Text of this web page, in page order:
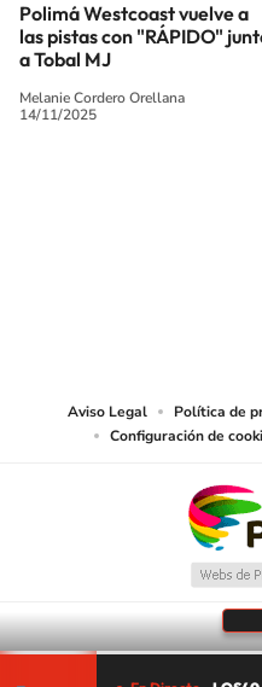
Polimá Westcoast vuelve a
las pistas con "RÁPIDO"
a Tobal MJ
Melanie Cordero Orellana
14/11/2025
Aviso Legal Política de
Configuración de